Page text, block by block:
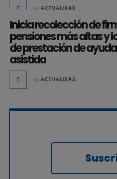
en ACTUALIDAD
Inicia recolección de
pensiones más altas y
de prestación de
asistida
en ACTUALIDAD